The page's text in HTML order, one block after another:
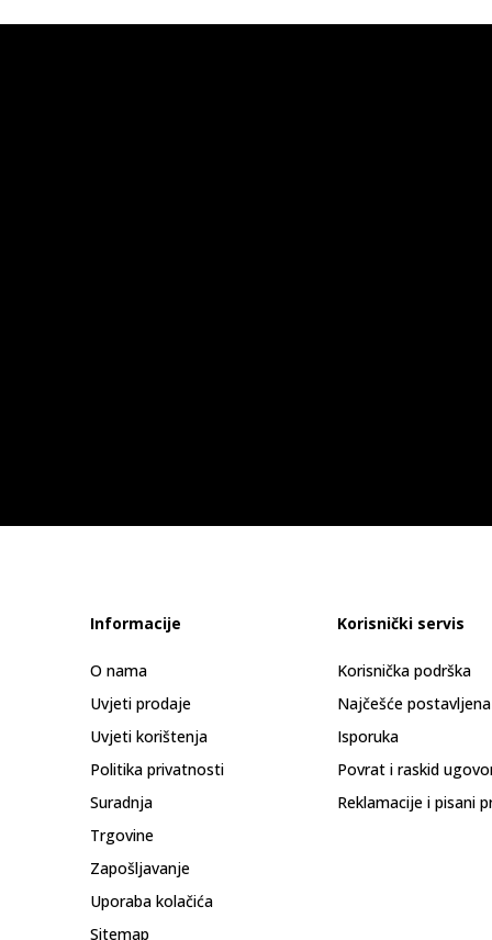
Informacije
O nama
Uvjeti prodaje
Uvjeti korištenja
Politika privatnosti
Suradnja
Trgovine
Zapošljavanje
Uporaba kolačića
Sitemap
Korisnički servis
Korisnička podrška
Najčešće
Isporuka
Povrat i raskid
Reklamacije i pisani